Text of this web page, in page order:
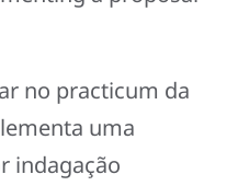
no practicum da
uma
indagação